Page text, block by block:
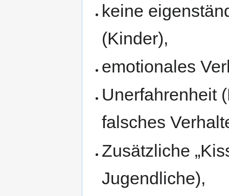
keine
(Kinder),
emotionales
Unerfahrenheit
falsches
Zusätzliche
Jugendliche),